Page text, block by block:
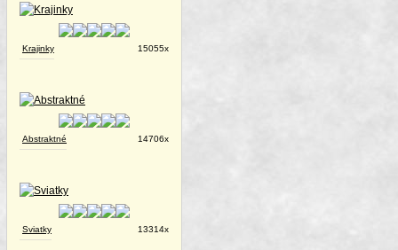
Krajinky 15055x
Abstraktné 14706x
Sviatky 13314x